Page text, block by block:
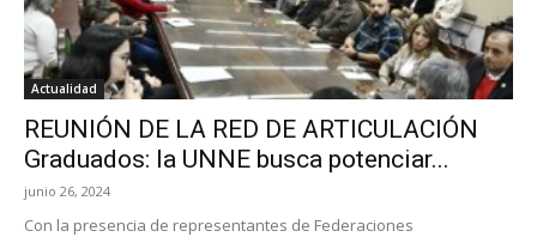
Actualidad
REUNIÓN DE LA RED DE ARTICULACIÓN
Graduados: la UNNE busca potenciar...
junio 26, 2024
Con la presencia de representantes de Federaciones